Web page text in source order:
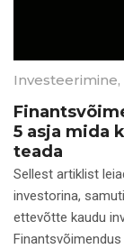
Investeerimine,
5 asja mida
teada
Sellest artiklist
investorina,
ettevõtte kaudu